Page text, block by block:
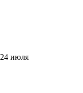
24 июля